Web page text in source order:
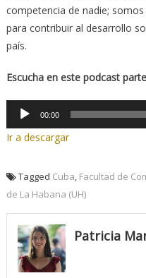
competencia de nadie;
para contribuir al desarrollo
país.
Escucha en este podcast
Reproductor
de
audio
00:00
Ir a descargar
Tagged Cuba, Facultad de
de La Habana (UH)
Patricia